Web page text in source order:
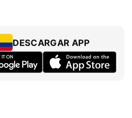
DESCARGAR APP